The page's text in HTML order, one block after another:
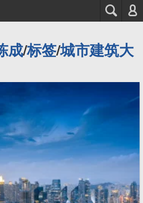
 
成/标签/城市建筑大